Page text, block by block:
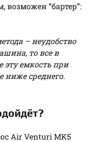
“бартер”:
– неудобство
то все в
эту емкость при
ниже среднего.
Air Venturi MK5